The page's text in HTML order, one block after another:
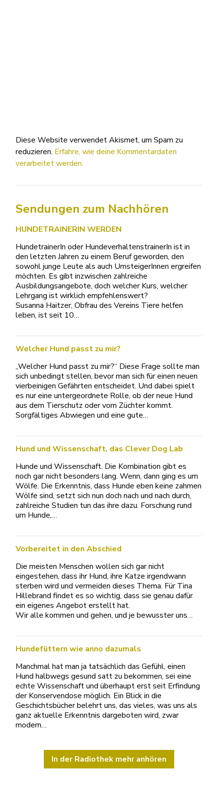
Diese Website verwendet Akismet, um Spam zu
reduzieren. Erfahre, wie deine Kommentardaten
verarbeitet werden.
Sendungen zum Nachhören
HUNDETRAINERIN WERDEN
HundetrainerIn oder HundeverhaltenstrainerIn ist in
den letzten Jahren zu einem Beruf geworden, den
sowohl junge Leute als auch UmsteigerInnen ergreifen
möchten. Es gibt inzwischen zahlreiche
Ausbildungsangebote, doch welcher Kurs, welcher
Lehrgang ist wirklich empfehlenswert?
Susanna Haitzer, Obfrau des Vereins Tiere helfen
leben, ist seit 10…
Welcher Hund passt zu mir?
„Welcher Hund passt zu mir?“ Diese Frage sollte man
sich unbedingt stellen, bevor man sich für einen neuen
vierbeinigen Gefährten entscheidet. Und dabei spielt
es nur eine untergeordnete Rolle, ob der neue Hund
aus dem Tierschutz oder vom Züchter kommt.
Sorgfältiges Abwiegen und eine gute…
Hund und Wissenschaft, das Clever Dog Lab
Hunde und Wissenschaft. Die Kombination gibt es
noch gar nicht besonders lang. Wenn, dann ging es um
Wölfe. Die Erkenntnis, dass Hunde eben keine zahmen
Wölfe sind, setzt sich nun doch nach und nach durch,
zahlreiche Studien tun das ihre dazu. Forschung rund
um Hunde,…
Vorbereitet in den Abschied
Die meisten Menschen wollen sich gar nicht
eingestehen, dass ihr Hund, ihre Katze irgendwann
sterben wird und vermeiden dieses Thema. Für Tina
Hillebrand findet es so wichtig, dass sie genau dafür
ein eigenes Angebot erstellt hat.
Wir alle kommen und gehen, und je bewusster uns…
Hundefüttern wie anno dazumals
Manchmal hat man ja tatsächlich das Gefühl, einen
Hund halbwegs gesund satt zu bekommen, sei eine
echte Wissenschaft und überhaupt erst seit Erfindung
der Konservendose möglich. Ein Blick in die
Geschichtsbücher belehrt uns, das vieles, was uns als
ganz aktuelle Erkenntnis dargeboten wird, zwar
modern…
In der Radiothek mehr anhören